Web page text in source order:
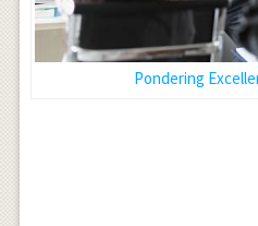
Pondering